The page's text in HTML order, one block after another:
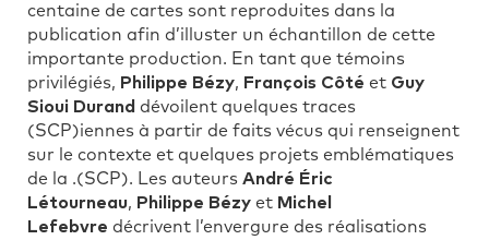
centaine de cartes sont reproduites dans la
publication afin d’illuster un échantillon de cette
importante production. En tant que témoins
privilégiés, Philippe Bézy, François Côté et Guy
Sioui Durand dévoilent quelques traces
(SCP)iennes à partir de faits vécus qui renseignent
sur le contexte et quelques projets emblématiques
de la .(SCP). Les auteurs André Éric
Létourneau, Philippe Bézy et Michel
Lefebvre décrivent l’envergure des réalisations